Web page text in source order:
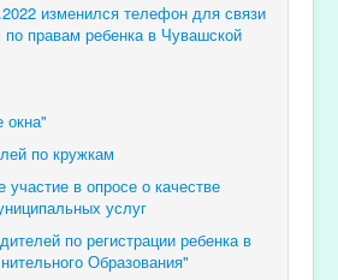
изменился телефон для связи
правам ребенка в Чувашской
окна"
по кружкам
в опросе о качестве
услуг
по регистрации ребенка в
Образования"